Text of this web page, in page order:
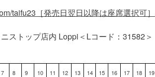
taifu23［発売日翌日以降は座席選択可］
ストップ店内 Loppi＜Lコード：31582＞
7
8
9
10
11
12
13
14
15
16
17
18
19